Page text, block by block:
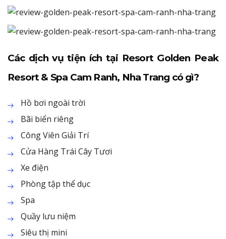
Các dịch vụ tiện ích tại Resort Golden Peak
Resort & Spa Cam Ranh, Nha Trang có gì?
Hồ bơi ngoài trời
Bãi biển riêng
Công Viên Giải Trí
Cửa Hàng Trái Cây Tươi
Xe điện
Phòng tập thể dục
Spa
Quầy lưu niệm
Siêu thị mini